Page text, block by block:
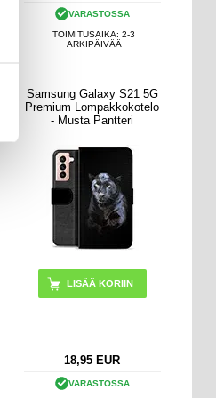
VARASTOSSA
TOIMITUSAIKA: 2-3
ARKIPÄIVÄÄ
Samsung Galaxy S21 5G
Premium Lompakkokotelo
- Musta Pantteri
18,95 EUR
VARASTOSSA